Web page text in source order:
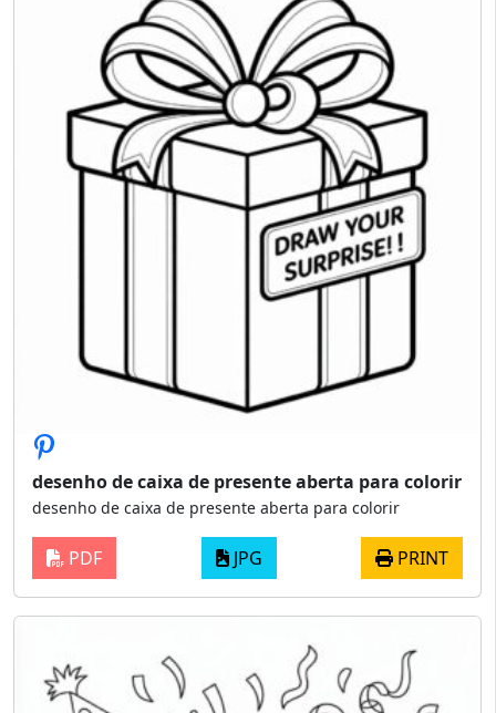
desenho de caixa de presente aberta para colorir
desenho de caixa de presente aberta para colorir
PDF JPG PRINT